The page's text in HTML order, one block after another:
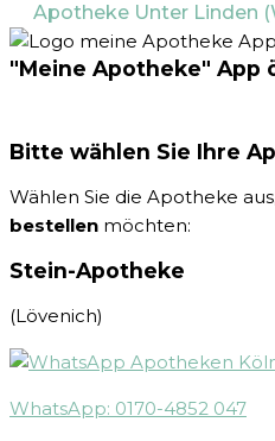
Apotheke Unter Linden
"Meine Apotheke" App
Bitte wählen Sie Ihre
Wählen Sie die Apotheke
bestellen möchten:
Stein-Apotheke
(Lövenich)
WhatsApp: 0170-4852 047